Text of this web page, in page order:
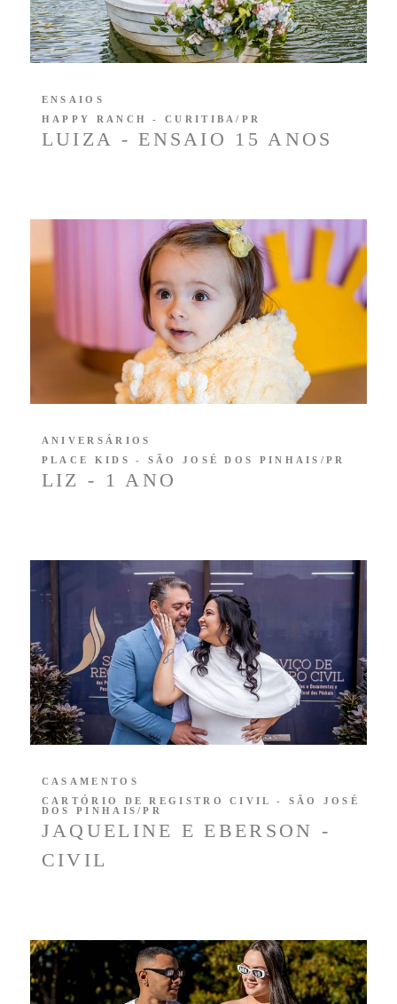
LUIZA - ENSAIO 15 ANOS
ENSAIOS
HAPPY RANCH - CURITIBA/PR
LIZ - 1 ANO
ANIVERSÁRIOS
PLACE KIDS - SÃO JOSÉ DOS PINHAIS/PR
JAQUELINE E EBERSON -
CIVIL
CASAMENTOS
CARTÓRIO DE REGISTRO CIVIL - SÃO JOSÉ
DOS PINHAIS/PR